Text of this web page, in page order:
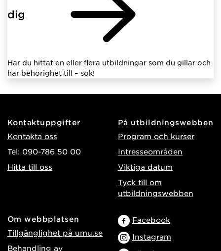
dig
Har du hittat en eller flera utbildningar som du gillar och
har behörighet till – sök!
Kontaktuppgifter
Kontakta oss
Tel: 090-786 50 00
Hitta till oss
På utbildningswebben
Program och kurser
Intresseområden
Viktiga datum
Tyck till om
utbildningswebben
Om webbplatsen
Tillgänglighet på umu.se
Behandling av
Facebook
Instagram